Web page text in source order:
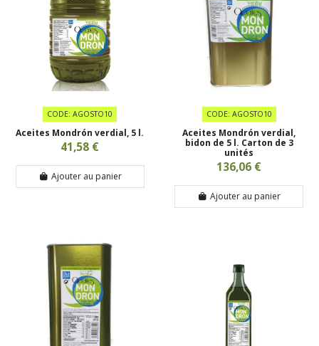
CODE: AGOSTO10
Aceites Mondrón verdial, 5 l.
41,58 €
Ajouter au panier
CODE: AGOSTO10
Aceites Mondrón verdial,
bidon de 5 l. Carton de 3
unités
136,06 €
Ajouter au panier